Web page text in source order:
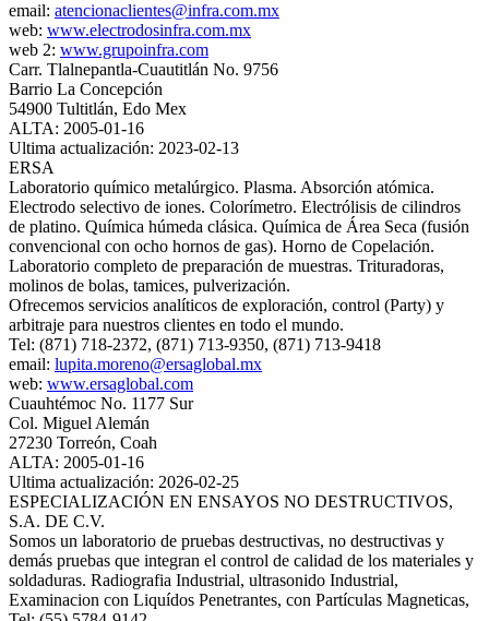
email: atencionaclientes@infra.com.mx
web: www.electrodosinfra.com.mx
web 2: www.grupoinfra.com
Carr. Tlalnepantla-Cuautitlán No. 9756
Barrio La Concepción
54900 Tultitlán, Edo Mex
ALTA: 2005-01-16
Ultima actualización: 2023-02-13
ERSA
Laboratorio químico metalúrgico. Plasma. Absorción atómica.
Electrodo selectivo de iones. Colorímetro. Electrólisis de cilindros
de platino. Química húmeda clásica. Química de Área Seca (fusión
convencional con ocho hornos de gas). Horno de Copelación.
Laboratorio completo de preparación de muestras. Trituradoras,
molinos de bolas, tamices, pulverización.
Ofrecemos servicios analíticos de exploración, control (Party) y
arbitraje para nuestros clientes en todo el mundo.
Tel: (871) 718-2372, (871) 713-9350, (871) 713-9418
email: lupita.moreno@ersaglobal.mx
web: www.ersaglobal.com
Cuauhtémoc No. 1177 Sur
Col. Miguel Alemán
27230 Torreón, Coah
ALTA: 2005-01-16
Ultima actualización: 2026-02-25
ESPECIALIZACIÓN EN ENSAYOS NO DESTRUCTIVOS,
S.A. DE C.V.
Somos un laboratorio de pruebas destructivas, no destructivas y
demás pruebas que integran el control de calidad de los materiales y
soldaduras. Radiografia Industrial, ultrasonido Industrial,
Examinacion con Liquídos Penetrantes, con Partículas Magneticas,